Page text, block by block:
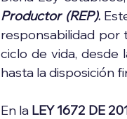
Productor (REP).
responsabilidad por
ciclo de vida, desde
hasta la disposición
En la LEY 1672 DE